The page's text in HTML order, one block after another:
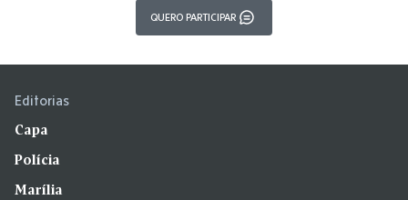
QUERO PARTICIPAR
Editorias
Capa
Polícia
Marília